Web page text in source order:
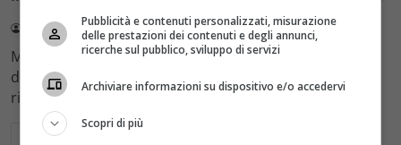
Redazione Velvet 4 Agosto 2026
Mediaset sceglie di mantenere Gerry Scotti e La Ruota
della Fortuna nell'access prime time estivo di Canale 5,
rinviando a dicembre il debutto di Enrico Pa
Leggi di più
Pubblicità e contenuti personalizzati, misurazione
delle prestazioni dei contenuti e degli annunci,
ricerche sul pubblico, sviluppo di servizi
Archiviare informazioni su dispositivo e/o accedervi
Scopri di più